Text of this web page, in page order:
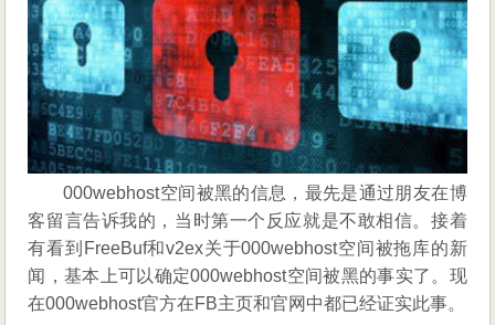
用
免
费
空
间
的
自
我
保
护
000webhost空间被黑的信息，最先是通过朋友在博
客留言告诉我的，当时第一个反应就是不敢相信。接着
有看到FreeBuf和v2ex关于000webhost空间被拖库的新
闻，基本上可以确定000webhost空间被黑的事实了。现
在000webhost官方在FB主页和官网中都已经证实此事。